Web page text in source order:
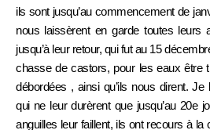
ils sont jusqu’au commencement de
nous laissèrent en garde toutes leurs
jusqu’à leur retour, qui fut au 15
chasse de castors, pour les eaux être
débordées , ainsi qu’ils nous dirent.
qui ne leur durèrent que jusqu’au 20e
anguilles leur faillent, ils ont recours à